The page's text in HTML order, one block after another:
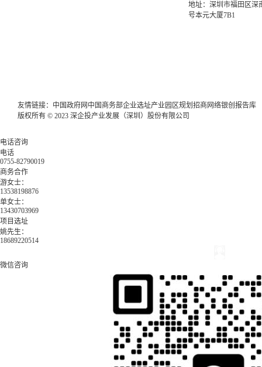
地址：深圳市福田区深
号本元大厦7B1
友情链接： 中国政府网 中国商务部企业选址产业园区规划 招商网络银创报告库
版权所有 © 2023 深企投产业发展（深圳）股份有限公司
电话咨询
电话
0755-82790019
商务合作
游女士：
13538198876
单女士：
13430703969
项目选址
姚先生：
18689220514
微信咨询